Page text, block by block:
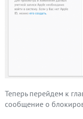
Теперь перейдем к
сообщение о